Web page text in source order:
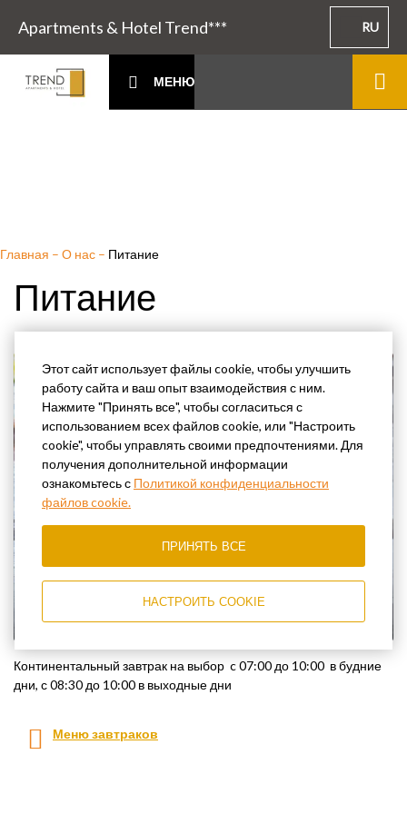
Этот сайт использует файлы cookie, чтобы улучшить
работу сайта и ваш опыт взаимодействия с ним.
Нажмите "Принять все", чтобы согласиться с
использованием всех файлов cookie, или "Настроить
cookie", чтобы управлять своими предпочтениями. Для
получения дополнительной информации
ознакомьтесь с Политикой конфиденциальности
файлов cookie.
ПРИНЯТЬ ВСЕ
НАСТРОИТЬ COOKIE
Apartments & Hotel Trend*** RU
МЕНЮ
Главная – О нас – Питание
Питание
Континентальный завтрак на выбор c 07:00 до 10:00 в будние
дни, с 08:30 до 10:00 в выходные дни
Меню завтраков